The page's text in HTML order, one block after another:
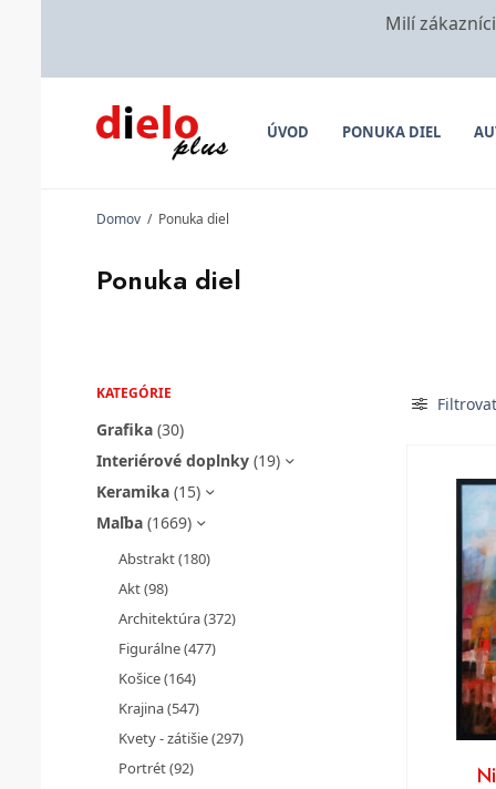
Milí
ÚVOD PONUKA DIEL
Domov / Ponuka diel
Ponuka diel
KATEGÓRIE
Grafika (30)
Interiérové doplnky (19)
Keramika (15)
Maľba (1669)
Abstrakt(180)
Akt(98)
Architektúra(372)
Figurálne(477)
Košice(164)
Krajina(547)
Kvety - zátišie(297)
Portrét(92)
Filtrovať